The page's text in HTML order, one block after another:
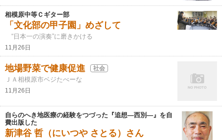
相模原中等Ｃギター部
「文化部の甲子園」めざして
“日本一の演奏”に磨きかける
11月26日
地場野菜で健康促進 社会
ＪＡ相模原市ベジたべーな
11月26日
自らのへき地医療の経験をつづった『追想―西別―』を自
費出版した
新津谷 哲（にいつや さとる）さん